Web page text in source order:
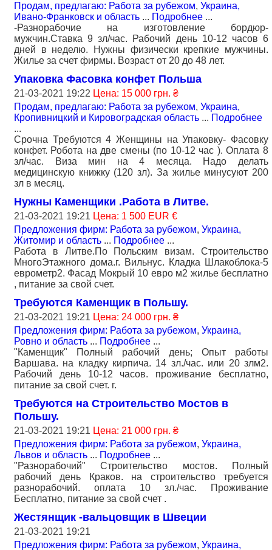
Продам, предлагаю: Работа за рубежом, Украина,
Ивано-Франковск и область ... Подробнее ...
-Разнорабочие на изготовление бордюр-
мужчин.Ставка 9 зл/час. Рабочий день 10-12 часов 6
дней в неделю. Нужны физически крепкие мужчины.
Жилье за счет фирмы. Возраст от 20 до 48 лет.
Упаковка Фасовка конфет Польша
21-03-2021 19:22 Цена: 15 000 грн. ₴
Продам, предлагаю: Работа за рубежом, Украина,
Кропивницкий и Кировоградская область ... Подробнее
...
Срочна Требуются 4 Женщины на Упаковку- Фасовку
конфет. Робота на две смены (по 10-12 час ). Оплата 8
зл/час. Виза мин на 4 месяца. Надо делать
медицинскую книжку (120 зл). За жилье минусуют 200
зл в месяц.
Нужны Каменщики .Работа в Литве.
21-03-2021 19:21 Цена: 1 500 EUR €
Предложения фирм: Работа за рубежом, Украина,
Житомир и область ... Подробнее ...
Работа в Литве.По Польским визам. Строительство
МногоЭтажного дома.г. Вильнус. Кладка Шлакоблока-5
еврометр2. Фасад Мокрый 10 евро м2 жилье бесплатно
, питание за свой счет.
Требуются Каменщик в Польшу.
21-03-2021 19:21 Цена: 24 000 грн. ₴
Предложения фирм: Работа за рубежом, Украина,
Ровно и область ... Подробнее ...
"Каменщик" Полный рабочий день; Опыт работы
Варшава. на кладку кирпича. 14 зл./час. или 20 злм2.
Рабочий день 10-12 часов. проживание бесплатно,
питание за свой счет. г.
Требуются на Строительство Мостов в
Польшу.
21-03-2021 19:21 Цена: 21 000 грн. ₴
Предложения фирм: Работа за рубежом, Украина,
Львов и область ... Подробнее ...
"Разнорабочий" Строительство мостов. Полный
рабочий день Краков. на строительство требуется
разнорабочий. оплата 10 зл./час. Проживание
Бесплатно, питание за свой счет .
Жестянщик -вальцовщик в Швеции
21-03-2021 19:21
Предложения фирм: Работа за рубежом, Украина,